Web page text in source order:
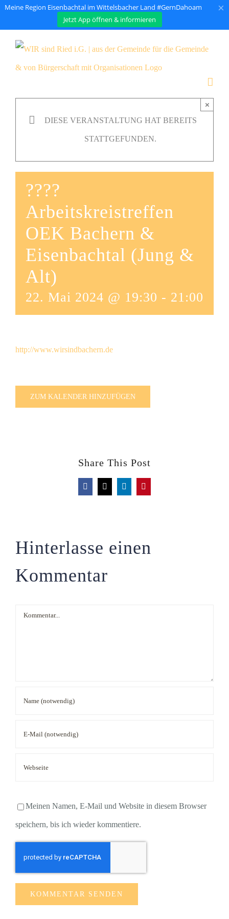
Meine Region Eisenbachtal im Wittelsbacher Land #GernDahoam
Jetzt App öffnen & informieren
×
DIESE VERANSTALTUNG HAT BEREITS
STATTGEFUNDEN.
×
????
Arbeitskreistreffen
OEK Bachern &
Eisenbachtal (Jung &
Alt)
22. Mai 2024 @ 19:30 - 21:00
http://www.wirsindbachern.de
ZUM KALENDER HINZUFÜGEN
Share This Post
Facebook
X LinkedInPinterest
Hinterlasse einen
Kommentar
Kommentar
Meinen Namen, E-Mail und Website in diesem Browser
speichern, bis ich wieder kommentiere.